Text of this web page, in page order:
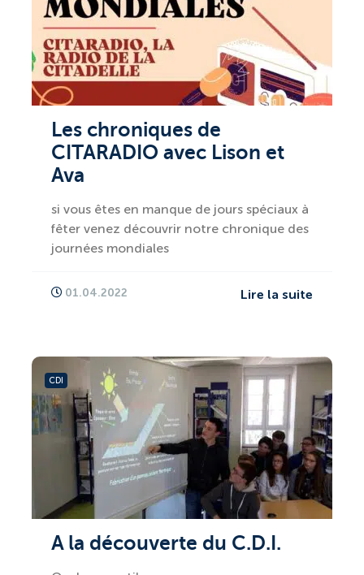
Les chroniques de
CITARADIO avec Lison et
Ava
si vous êtes en manque de jours spéciaux à
fêter venez découvrir notre chronique des
journées mondiales
01.04.2022 Lire la suite
CDI
A la découverte du C.D.I.